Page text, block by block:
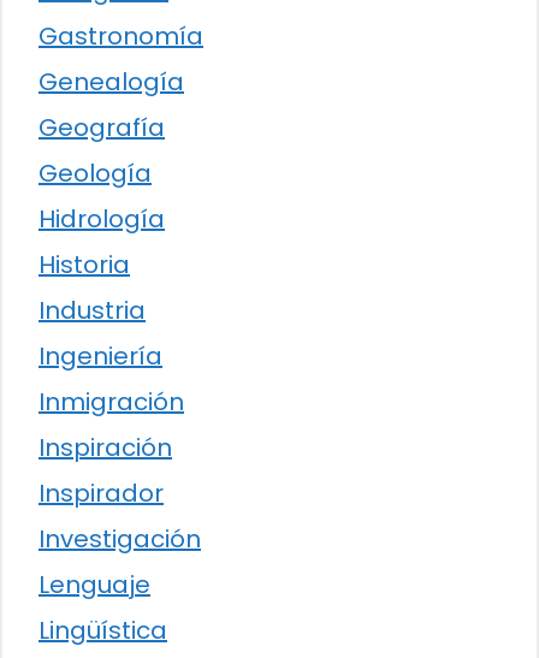
Gastronomía
Genealogía
Geografía
Geología
Hidrología
Historia
Industria
Ingeniería
Inmigración
Inspiración
Inspirador
Investigación
Lenguaje
Lingüística